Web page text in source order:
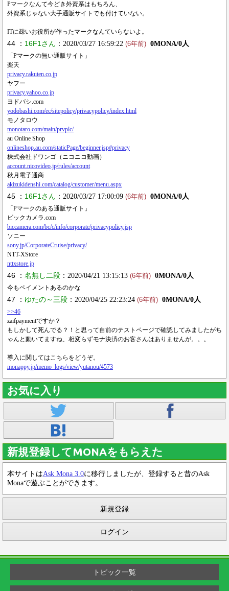
Pマークなんて今どき外資系はもちろん、
外資系じゃない大手通販サイトでも付けていない。
ITに疎いお役所が作ったマークなんていらないよ。
44 ： 16F1さん ：2020/03/27 16:59:22 (6年前) 0MONA/0人
「Pマークの無い通販サイト」
楽天
privacy.rakuten.co.jp
ヤフー
privacy.yahoo.co.jp
ヨドバシ.com
yodobashi.com/ec/sitepolicy/privacypolicy/index.html
モノタロウ
monotaro.com/main/prvplc/
au Online Shop
onlineshop.au.com/staticPage/beginner.jsp#privacy
株式会社ドワンゴ（ニコニコ動画）
account.nicovideo.jp/rules/account
秋月電子通商
akizukidenshi.com/catalog/customer/menu.aspx
45 ： 16F1さん ：2020/03/27 17:00:09 (6年前) 0MONA/0人
「Pマークのある通販サイト」
ビックカメラ.com
biccamera.com/bc/c/info/corporate/privacypolicy.jsp
ソニー
sony.jp/CorporateCruise/privacy/
NTT-XStore
nttxstore.jp
46 ： 名無し二段 ：2020/04/21 13:15:13 (6年前) 0MONA/0人
今もペイメントあるのかな
47 ： ゆたの～三段 ：2020/04/25 22:23:24 (6年前) 0MONA/0人
>>46
zaifpaymentですか？
もしかして死んでる？！と思って自前のテストページで確認してみましたがち
ゃんと動いてますね、相変らずモナ決済のお客さんはありませんが。。。
導入に関してはこちらをどうぞ。
monappy.jp/memo_logs/view/yutanou/4573
お気に入り
新規登録してMONAをもらえた
本サイトはAsk Mona 3.0に移行しましたが、登録すると昔のAsk
Monaで遊ぶことができます。
新規登録
ログイン
トピック一覧